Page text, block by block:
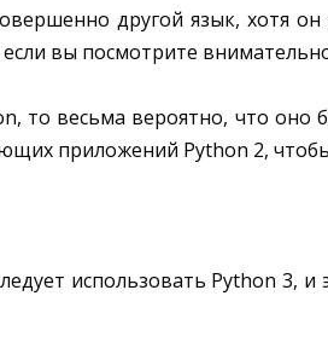
другой язык, хотя
вы посмотрите
то весьма вероятно, что оно
приложений Python 2,
использовать Python 3, и